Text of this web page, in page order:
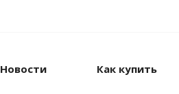
Новости Как купить